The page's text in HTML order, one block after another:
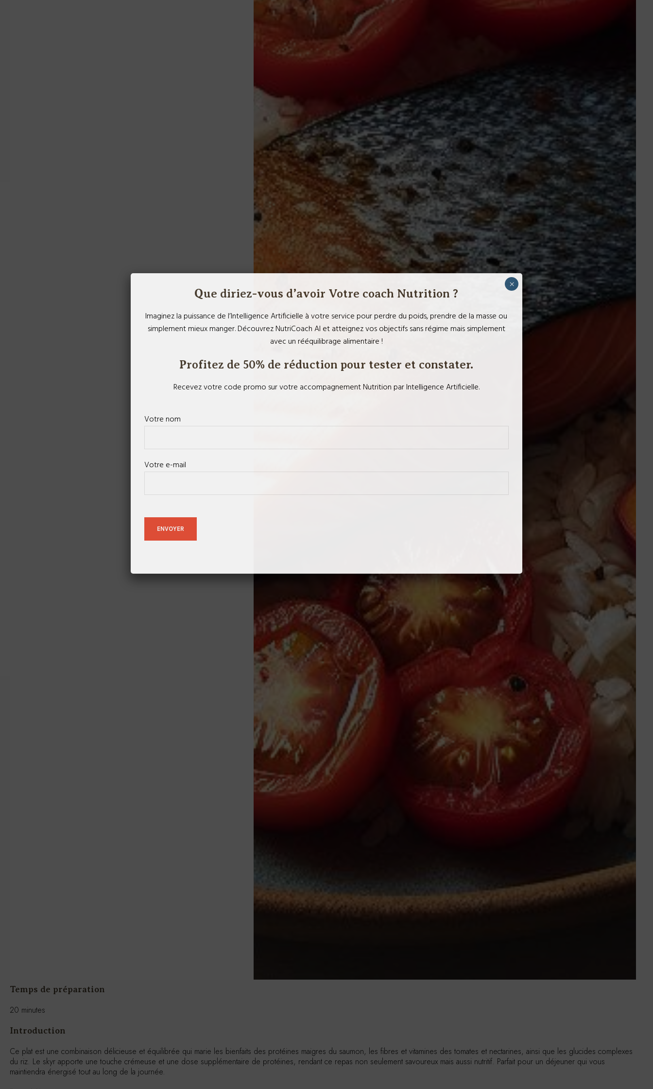
Temps de préparation
20 minutes
Introduction
Ce plat est une combinaison délicieuse et équilibrée qui marie les bienfaits des protéines maigres du saumon, les fibres et vitamines des tomates et nectarines, ainsi que les glucides complexes
du riz. Le skyr apporte une touche crémeuse et une dose supplémentaire de protéines, rendant ce repas non seulement savoureux mais aussi nutritif. Parfait pour un déjeuner qui vous
maintiendra énergisé tout au long de la journée.
Que diriez-vous d’avoir Votre coach Nutrition ?
Imaginez la puissance de l’Intelligence Artificielle à votre service pour perdre du poids, prendre de la masse ou
simplement mieux manger. Découvrez NutriCoach AI et atteignez vos objectifs sans régime mais simplement
avec un rééquilibrage alimentaire !
Profitez de 50% de réduction pour tester et constater.
Recevez votre code promo sur votre accompagnement Nutrition par Intelligence Artificielle.
Votre nom
Votre e-mail
×